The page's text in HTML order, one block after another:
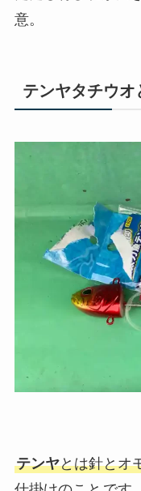
意。
テンヤタチウオ
テンヤとは針とオ